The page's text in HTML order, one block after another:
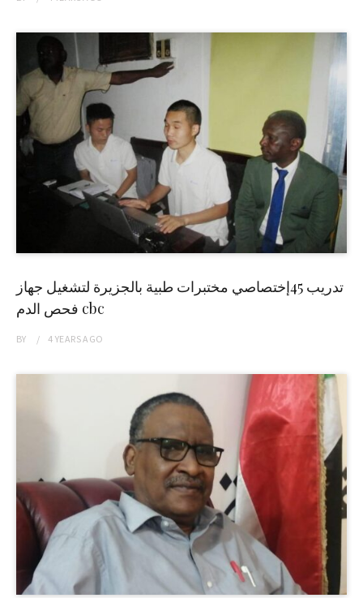
تدريب 45إختصاصي مختبرات طبية بالجزيرة لتشغيل جهاز
فحص الدم cbc
BY 4 YEARSAGO